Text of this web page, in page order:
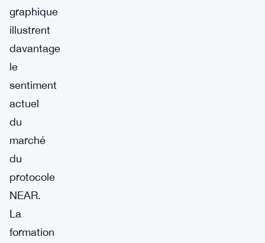
graphique
illustrent
davantage
le
sentiment
actuel
du
marché
du
protocole
NEAR.
La
formation